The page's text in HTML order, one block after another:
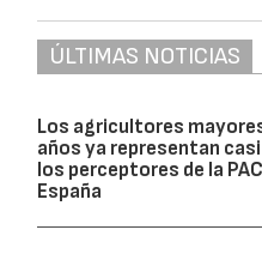
ÚLTIMAS NOTICIAS
Los agricultores
años ya representan
los perceptores de la
España